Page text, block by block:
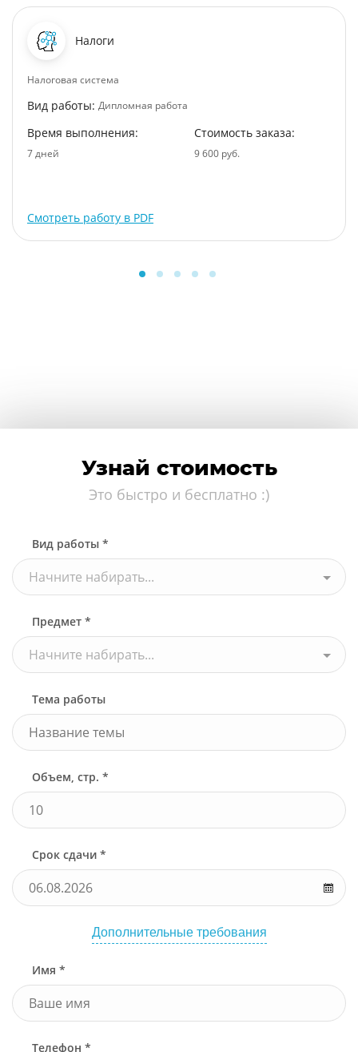
Налоги
Налоговая система
Вид работы: Дипломная работа
Время выполнения:
7 дней
Стоимость заказа:
9 600 руб.
Смотреть работу в PDF
Узнай стоимость
Это быстро и бесплатно :)
Вид работы *
Начните набирать...
Предмет *
Начните набирать...
Тема работы
Объем, стр. *
Срок сдачи *
Дополнительные требования
Имя *
Телефон *